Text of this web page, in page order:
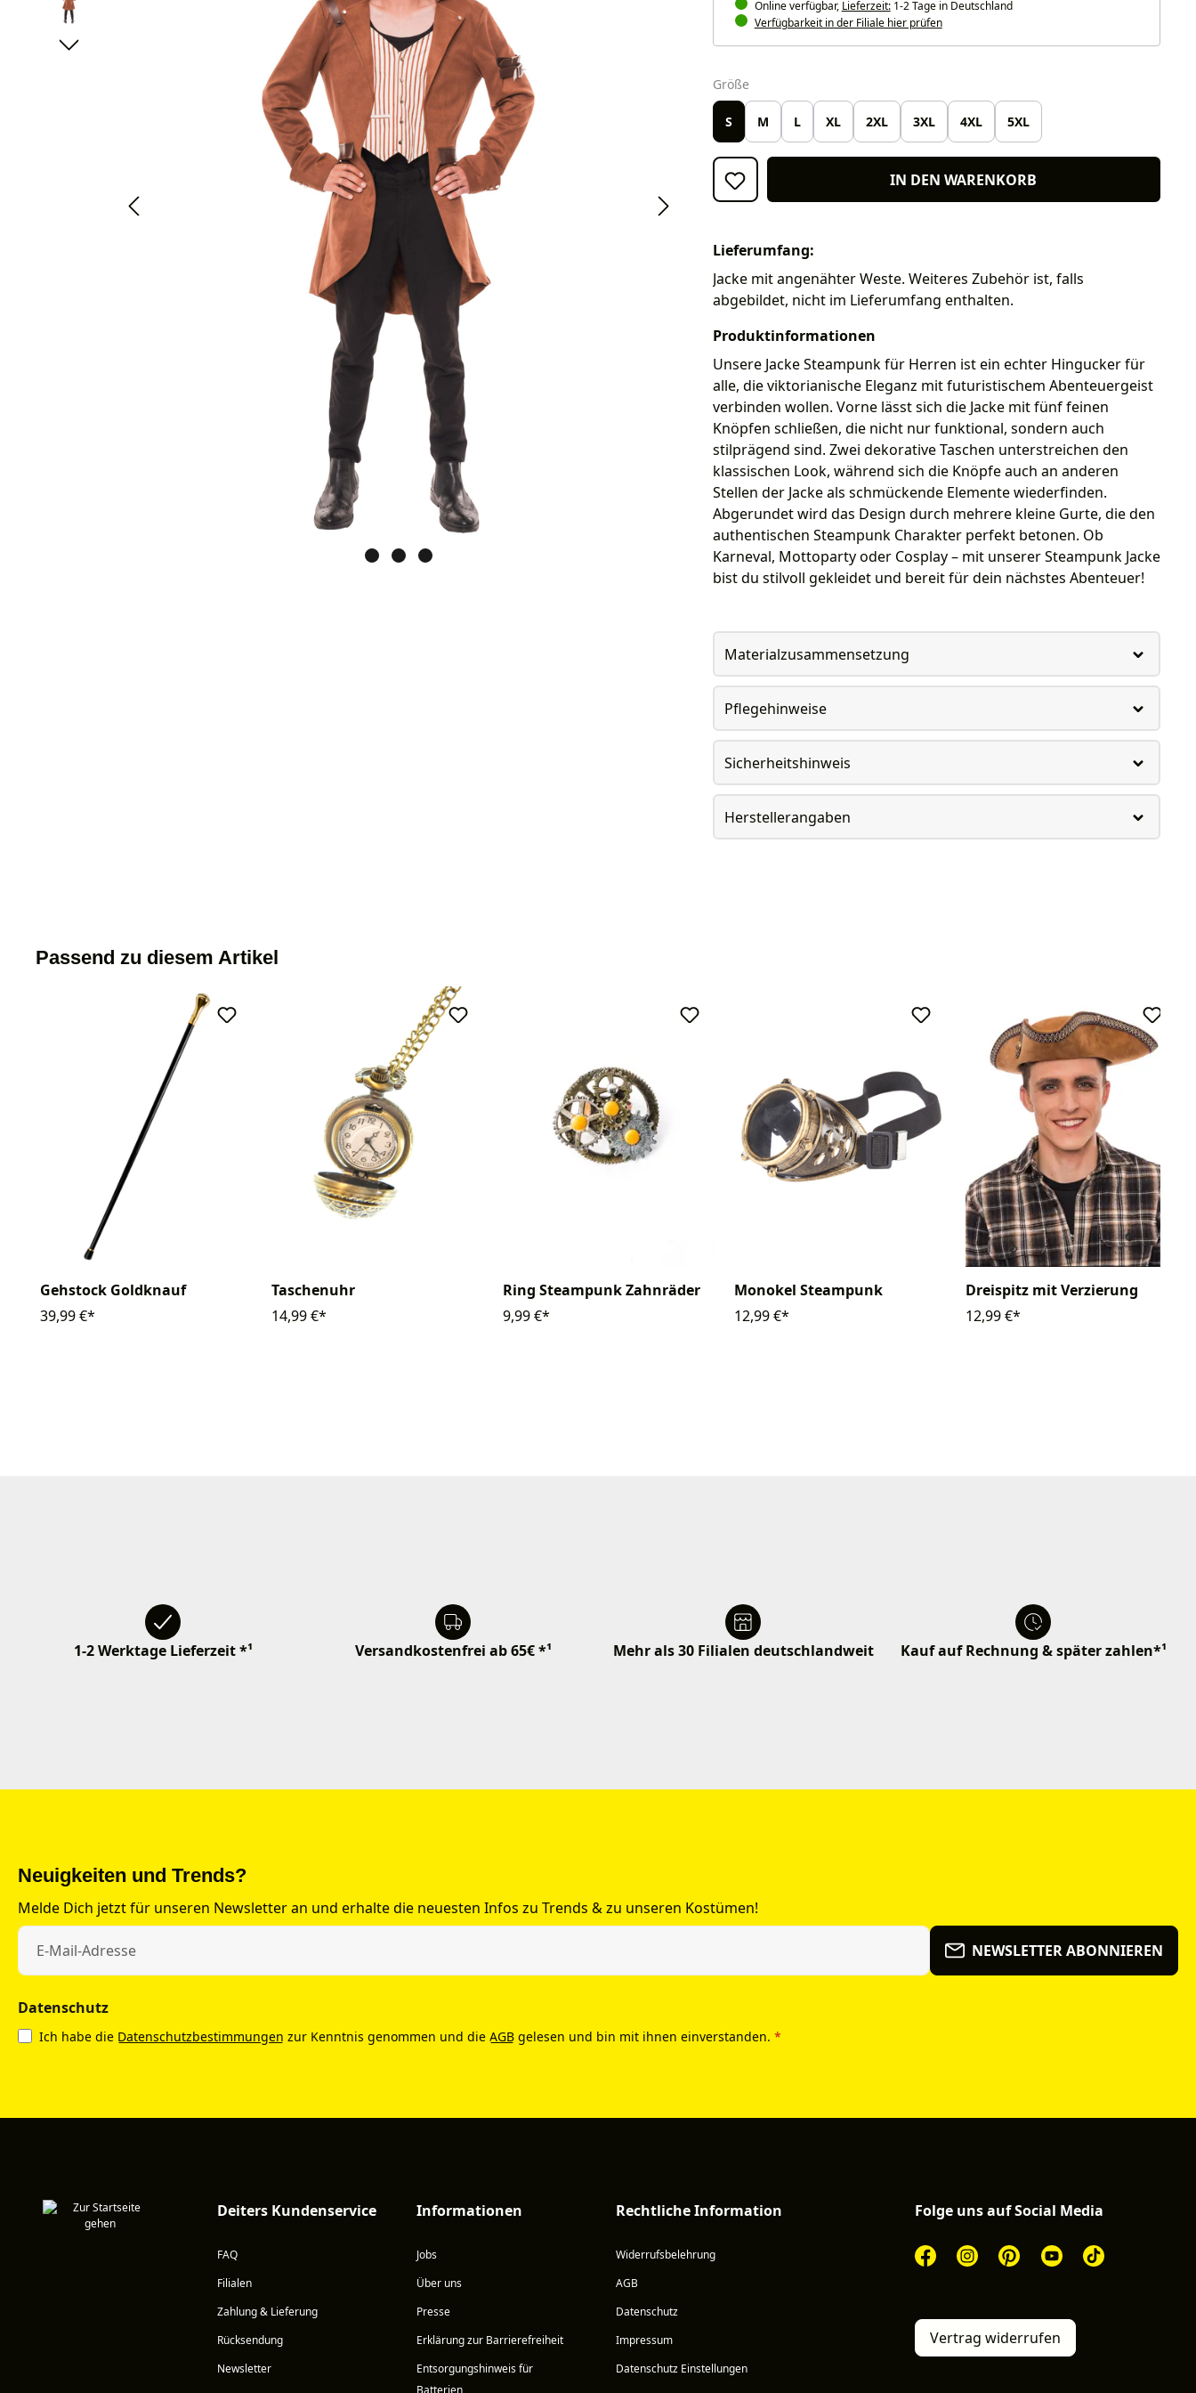
Online verfügbar, Lieferzeit:1-2 Tage in Deutschland
Verfügbarkeit in der Filiale hier prüfen
Größeauswählen
S M L XL 2XL 3XL 4XL 5XL
IN DEN WARENKORB
Lieferumfang:
Jacke mit angenähter Weste. Weiteres Zubehör ist, falls
abgebildet, nicht im Lieferumfang enthalten.
Produktinformationen
Unsere Jacke Steampunk für Herren ist ein echter Hingucker für
alle, die viktorianische Eleganz mit futuristischem Abenteuergeist
verbinden wollen. Vorne lässt sich die Jacke mit fünf feinen
Knöpfen schließen, die nicht nur funktional, sondern auch
stilprägend sind. Zwei dekorative Taschen unterstreichen den
klassischen Look, während sich die Knöpfe auch an anderen
Stellen der Jacke als schmückende Elemente wiederfinden.
Abgerundet wird das Design durch mehrere kleine Gurte, die den
authentischen Steampunk Charakter perfekt betonen. Ob
Karneval, Mottoparty oder Cosplay – mit unserer Steampunk Jacke
bist du stilvoll gekleidet und bereit für dein nächstes Abenteuer!
Materialzusammensetzung
Pflegehinweise
Sicherheitshinweis
Herstellerangaben
Passend zu diesem Artikel
Gehstock Goldknauf
39,99 €*
Taschenuhr
14,99 €*
Ring Steampunk Zahnräder
9,99 €*
Monokel Steampunk
12,99 €*
Dreispitz mit Verzierung
12,99 €*
1-2 Werktage Lieferzeit *¹ Versandkostenfrei ab 65€ *¹ Mehr als 30 Filialen deutschlandweit Kauf auf Rechnung & später zahlen*¹
Neuigkeiten und Trends?
Melde Dich jetzt für unseren Newsletter an und erhalte die neuesten Infos zu Trends & zu unseren Kostümen!
NEWSLETTER ABONNIEREN
Datenschutz
Ich habe die Datenschutzbestimmungen zur Kenntnis genommen und die AGB gelesen und bin mit ihnen einverstanden. *
Deiters Kundenservice
FAQ
Filialen
Zahlung & Lieferung
Rücksendung
Newsletter
Informationen
Jobs
Über uns
Presse
Erklärung zur Barrierefreiheit
Entsorgungshinweis für
Rechtliche Information
Widerrufsbelehrung
AGB
Datenschutz
Impressum
Datenschutz Einstellungen
Folge uns auf Social Media
Vertrag widerrufen